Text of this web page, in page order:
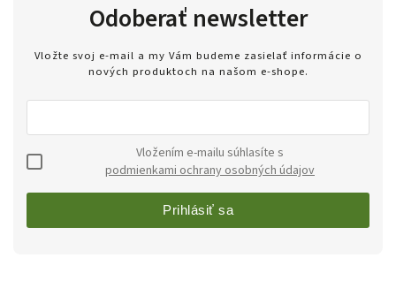
Odoberať newsletter
Vložte svoj e-mail a my Vám budeme zasielať informácie o
nových produktoch na našom e-shope.
podmienkami ochrany osobných údajov
Prihlásiť sa